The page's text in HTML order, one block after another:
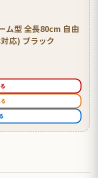
ム型 全長80cm 自由
応) ブラック